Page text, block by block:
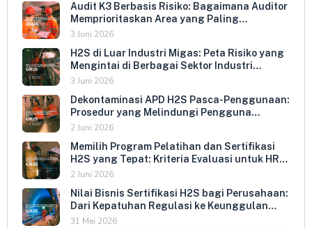
Audit K3 Berbasis Risiko: Bagaimana Auditor
Memprioritaskan Area yang Paling
Menentukan Kepatuhan Perusahaan
3 Juni 2026
H2S di Luar Industri Migas: Peta Risiko yang
Mengintai di Berbagai Sektor Industri
Indonesia
3 Juni 2026
Dekontaminasi APD H2S Pasca-Penggunaan:
Prosedur yang Melindungi Pengguna
Berikutnya dan Memperpanjang Umur
2 Juni 2026
Memilih Program Pelatihan dan Sertifikasi
H2S yang Tepat: Kriteria Evaluasi untuk HR
dan HSE Manager
2 Juni 2026
Nilai Bisnis Sertifikasi H2S bagi Perusahaan:
Dari Kepatuhan Regulasi ke Keunggulan
Kompetitif
31 Mei 2026